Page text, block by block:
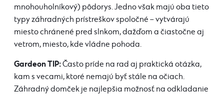
mnohouholníkový) pôdorys. Jedno však majú oba tieto
typy záhradných prístreškov spoločné – vytvárajú
miesto chránené pred slnkom, dažďom a čiastočne aj
vetrom, miesto, kde vládne pohoda.
Gardeon TIP:Často príde na rad aj praktická otázka,
kam s vecami, ktoré nemajú byť stále na očiach.
Záhradný domček je najlepšia možnosť na odkladanie